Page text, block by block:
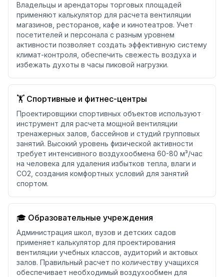
Владельцы и арендаторы торговых площадей
применяют калькулятор для расчета вентиляции
магазинов, ресторанов, кафе и кинотеатров. Учет
посетителей и персонала с разным уровнем
активности позволяет создать эффективную систему
климат-контроля, обеспечить свежесть воздуха и
избежать духоты в часы пиковой нагрузки.
🏋️ Спортивные и фитнес-центры
Проектировщики спортивных объектов используют
инструмент для расчета мощной вентиляции
тренажерных залов, бассейнов и студий групповых
занятий. Высокий уровень физической активности
требует интенсивного воздухообмена 60-80 м³/час
на человека для удаления избытков тепла, влаги и
CO2, создания комфортных условий для занятий
спортом.
🎓 Образовательные учреждения
Администрация школ, вузов и детских садов
применяет калькулятор для проектирования
вентиляции учебных классов, аудиторий и актовых
залов. Правильный расчет по количеству учащихся
обеспечивает необходимый воздухообмен для